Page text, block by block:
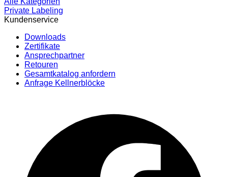
Private Labeling
Kundenservice
Downloads
Zertifikate
Ansprechpartner
Retouren
Gesamtkatalog anfordern
Anfrage Kellnerblöcke